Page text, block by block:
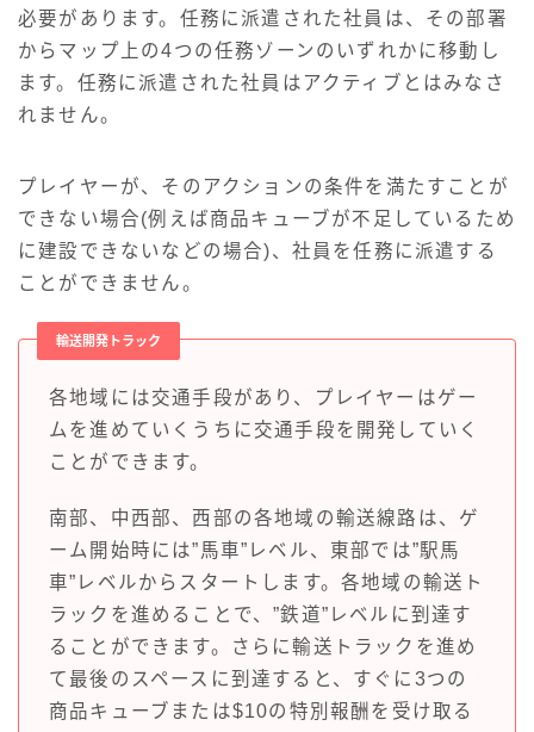
必要があります。任務に派遣された社員は、その部署
からマップ上の4つの任務ゾーンのいずれかに移動し
ます。任務に派遣された社員はアクティブとはみなさ
れません。
プレイヤーが、そのアクションの条件を満たすことが
できない場合(例えば商品キューブが不足しているため
に建設できないなどの場合)、社員を任務に派遣する
ことができません。
輸送開発トラック
各地域には交通手段があり、プレイヤーはゲー
ムを進めていくうちに交通手段を開発していく
ことができます。
南部、中西部、西部の各地域の輸送線路は、ゲ
ーム開始時には”馬車”レベル、東部では”駅馬
車”レベルからスタートします。各地域の輸送ト
ラックを進めることで、”鉄道”レベルに到達す
ることができます。さらに輸送トラックを進め
て最後のスペースに到達すると、すぐに3つの
商品キューブまたは$10の特別報酬を受け取る